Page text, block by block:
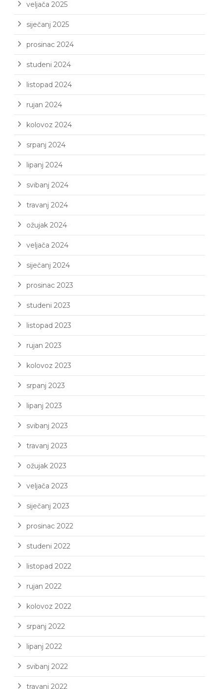
veljača 2025
siječanj 2025
prosinac 2024
studeni 2024
listopad 2024
rujan 2024
kolovoz 2024
srpanj 2024
lipanj 2024
svibanj 2024
travanj 2024
ožujak 2024
veljača 2024
siječanj 2024
prosinac 2023
studeni 2023
listopad 2023
rujan 2023
kolovoz 2023
srpanj 2023
lipanj 2023
svibanj 2023
travanj 2023
ožujak 2023
veljača 2023
siječanj 2023
prosinac 2022
studeni 2022
listopad 2022
rujan 2022
kolovoz 2022
srpanj 2022
lipanj 2022
svibanj 2022
travanj 2022